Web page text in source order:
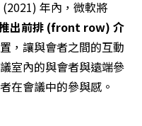
年內，微軟將
出前排(front row) 介
，讓與會者之間的互動
室內的與會者與遠端參
在會議中的參與感。